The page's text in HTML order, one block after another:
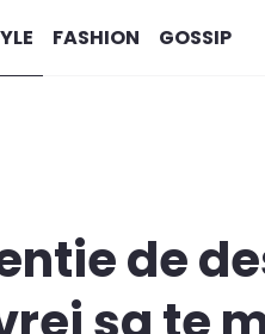
FASHION GOSSIP
de